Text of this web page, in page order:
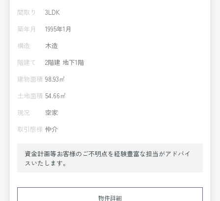
間取り
3LDK
築年月
1995年1月
構造
木造
階建て
2階建 地下1階
建物面積 98.93㎡
土地面積 54.66㎡
現況
空家
取引態様 仲介
資金計画等お客様のご不明点を経験豊富な担当がアドバイ
スいたします。
物件詳細